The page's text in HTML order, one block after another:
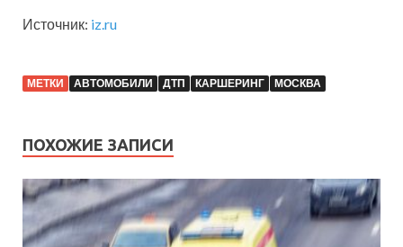
Источник: iz.ru
МЕТКИ АВТОМОБИЛИ ДТП КАРШЕРИНГ МОСКВА
ПОХОЖИЕ ЗАПИСИ